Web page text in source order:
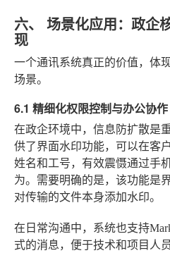
六、 场景化应用：政企
现
一个通讯系统真正的价值，体
场景。
6.1 精细化权限控制与办公协作
在政企环境中，信息防扩散是
供了界面水印功能，可以在客
姓名和工号，有效震慑通过手
为。需要明确的是，该功能是
对传输的文件本身添加水印。
在日常沟通中，系统也支持
式的消息，便于技术和项目人